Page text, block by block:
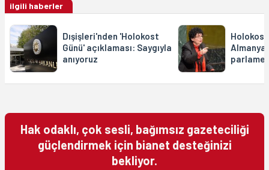
ilgili haberler
Dışişleri'nden 'Holokost
Günü' açıklaması: Saygıyla
anıyoruz
Almanya
Hak odaklı, çok sesli, bağımsız gazeteciliği
güçlendirmek için bianet desteğinizi
bekliyor.